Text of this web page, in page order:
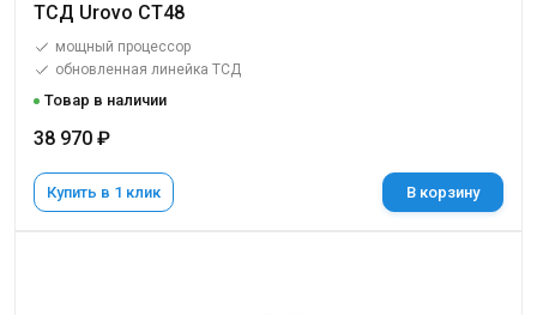
ТСД Urovo CT48
мощный процессор
обновленная линейка ТСД
Товар в наличии
38 970 ₽
Купить в 1 клик В корзину